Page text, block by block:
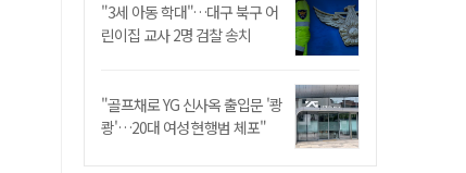
"3세 아동 학대"…대구 북구 어
린이집 교사 2명 검찰 송치
"골프채로 YG 신사옥 출입문 '쾅
쾅'…20대 여성 현행범 체포"